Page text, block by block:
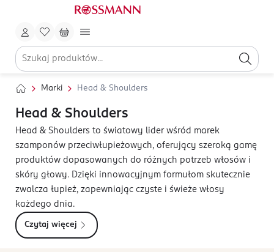
Marki Head & Shoulders
Head & Shoulders
Head & Shoulders to światowy lider wśród marek
szamponów przeciwłupieżowych, oferujący szeroką gamę
produktów dopasowanych do różnych potrzeb włosów i
skóry głowy. Dzięki innowacyjnym formułom skutecznie
zwalcza łupież, zapewniając czyste i świeże włosy
każdego dnia.
Czytaj więcej